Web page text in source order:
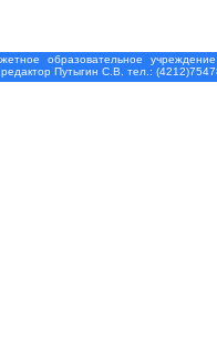
образовательное
Путыгин С.В. тел.: